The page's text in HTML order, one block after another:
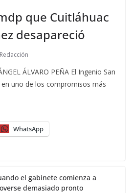
que Cuitláhuac
desapareció
Redacción
ÁLVARO PEÑA El Ingenio San
uno de los compromisos más
WhatsApp
el gabinete comienza a
demasiado pronto